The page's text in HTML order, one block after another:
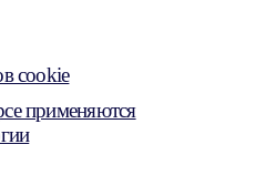
cookie
применяются